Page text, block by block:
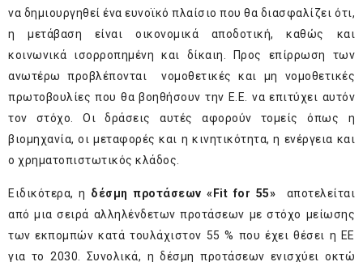
να δημιουργηθεί ένα ευνοϊκό πλαίσιο που θα διασφαλίζει ότι,
η μετάβαση είναι οικονομικά αποδοτική, καθώς και
κοινωνικά ισορροπημένη και δίκαιη. Προς επίρρωση των
ανωτέρω προβλέπονται νομοθετικές και μη νομοθετικές
πρωτοβουλίες που θα βοηθήσουν την Ε.Ε. να επιτύχει αυτόν
τον στόχο. Οι δράσεις αυτές αφορούν τομείς όπως η
βιομηχανία, οι μεταφορές και η κινητικότητα, η ενέργεια και
ο χρηματοπιστωτικός κλάδος.
Ειδικότερα, η δέσμη προτάσεων «Fit for 55» αποτελείται
από μια σειρά αλληλένδετων προτάσεων με στόχο μείωσης
των εκπομπών κατά τουλάχιστον 55 % που έχει θέσει η ΕΕ
για το 2030. Συνολικά, η δέσμη προτάσεων ενισχύει οκτώ